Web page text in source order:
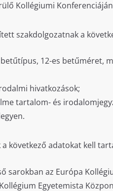
Kollégiumi
szakdolgozatnak a
12-es betűméret,
hivatkozások;
tartalom- és
következő adatokat kell
sarokban az Európa
Egyetemista